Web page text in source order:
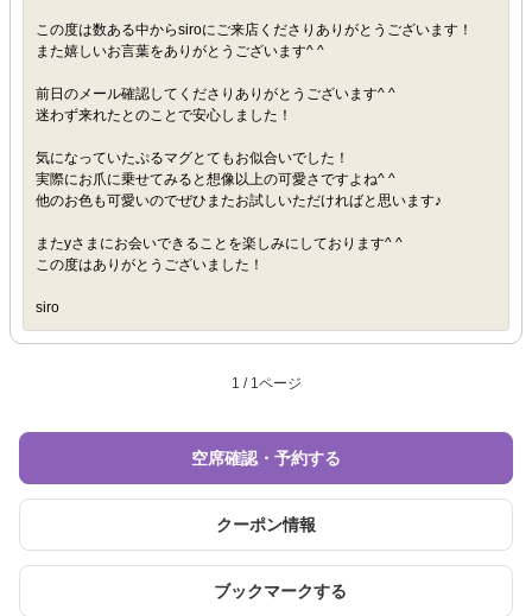
この度は数ある中からsiroにご来店くださりありがとうございます！
また嬉しいお言葉をありがとうございます^ ^
前日のメール確認してくださりありがとうございます^ ^
迷わず来れたとのことで安心しました！
気になっていたぷるマグとてもお似合いでした！
実際にお爪に乗せてみると想像以上の可愛さですよね^ ^
他のお色も可愛いのでぜひまたお試しいただければと思います♪
またyさまにお会いできることを楽しみにしております^ ^
この度はありがとうございました！
siro
1 / 1ページ
空席確認・予約する
クーポン情報
ブックマークする